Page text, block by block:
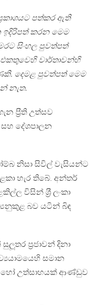
පත්කර ඇති
ඉදිරිපත් කරන මෙම
සිංහල පුවත්පත්
වාර්තාවන්හි
දෙමළ පුවත්පත් මෙම
නැත.
ප‍්‍රීති උත්සව
දේශපාලන
නිසා සිවිල් වැසියන්ට
හැර තිබේ. අන්තර්
විසින් ශ‍්‍රී ලංකා
බව යටින් බිඳ
ප‍්‍රජාවන් දිනා
සමාන
උත්සාහයක් ආණ්ඩුව